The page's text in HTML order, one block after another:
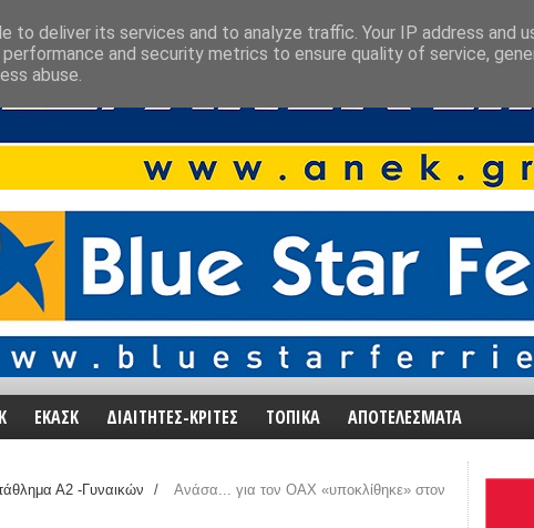
ΕΚΑΣΚ ΔΙΑΙΤΗΤΕΣ-ΚΡΙΤΕΣ ΤΟΠΙΚΑ ΑΠΟΤΕΛΕΣΜΑΤΑ
Α2 -Γυναικών /
Ανάσα... για τον ΟΑΧ «υποκλίθηκε» στον
to deliver its services and to analyze traffic. Your IP address and
and security metrics to ensure quality of service,
abuse.